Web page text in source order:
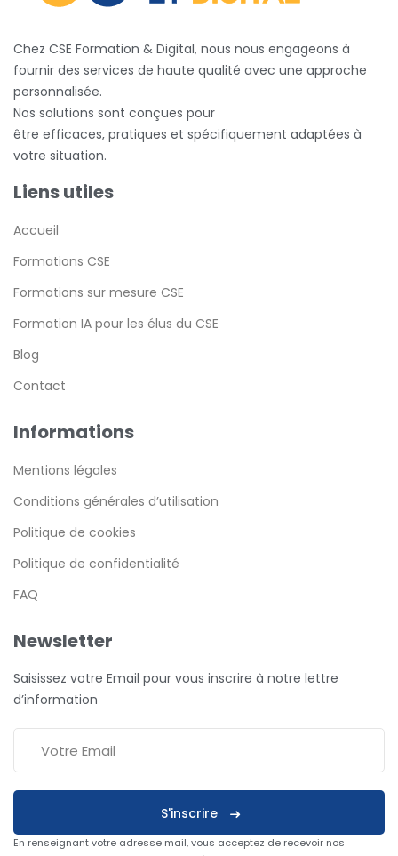
Chez CSE Formation & Digital, nous nous engageons à
fournir des services de haute qualité avec une approche
personnalisée.
Nos solutions sont conçues pour
être efficaces, pratiques et spécifiquement adaptées à
votre situation.
Liens utiles
Accueil
Formations CSE
Formations sur mesure CSE
Formation IA pour les élus du CSE
Blog
Contact
Informations
Mentions légales
Conditions générales d’utilisation
Politique de cookies
Politique de confidentialité
FAQ
Newsletter
Saisissez votre Email pour vous inscrire à notre lettre
d’information
S'inscrire
En renseignant votre adresse mail, vous acceptez de recevoir nos